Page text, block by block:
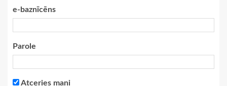
e-baznīcēns
Parole
Atceries mani